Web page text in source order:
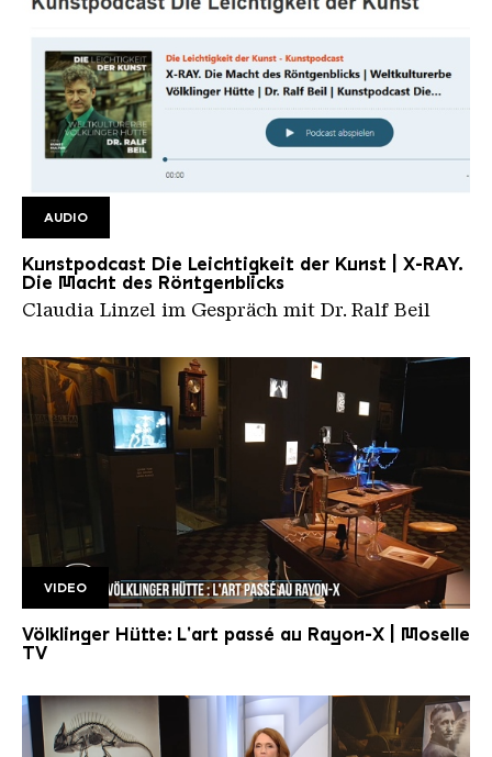
Kunstpodcast
AUDIO
Kunstpodcast Die Leichtigkeit der Kunst | X-RAY.
Die Macht des Röntgenblicks
Claudia Linzel im Gespräch mit Dr. Ralf Beil
La Boite de M.Alice
VIDEO
Völklinger Hütte: L'art passé au Rayon-X | Moselle
TV